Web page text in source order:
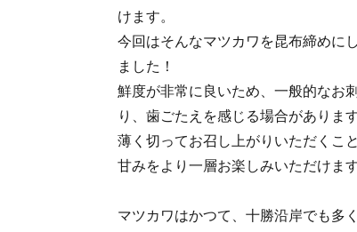
けます。
今回はそんなマツカワを昆布締めに
ました！
鮮度が非常に良いため、一般的なお
り、歯ごたえを感じる場合があります
薄く切ってお召し上がりいただくこ
甘みをより一層お楽しみいただけます
マツカワはかつて、十勝沿岸でも多